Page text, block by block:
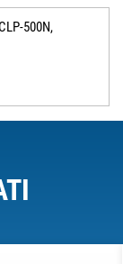
500N,